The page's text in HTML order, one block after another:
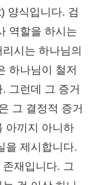
양식입니다. 검
역할을 하시는
시는 하나님의
하나님이 철저
그런데 그 증거
그 결정적 증거
아끼지 아니하
을 제시합니다.
재입니다. 그